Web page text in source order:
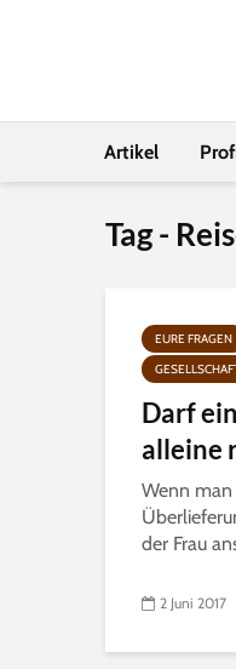
Artikel
Tag -
EURE FRAGEN
Darf
alleine
Wenn man
der Frau
2 Juni 2017